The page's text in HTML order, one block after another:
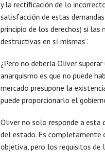
y la rectificación de lo
satisfacción de estas
principio de los derechos) si las
destructivas en sí mismas”.
¿Pero no debería Oliver
anarquismo es que no puede
mercado presupone la
puede proporcionarlo el
Oliver no solo responde a
del estado. Es completamente
objetiva, pero los requisitos de